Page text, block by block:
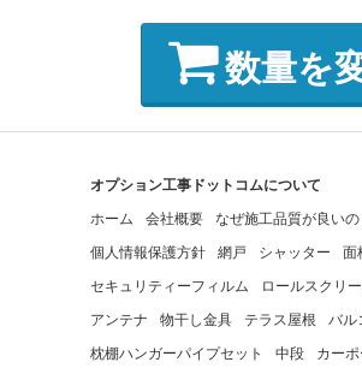
数量を
オプション工事ドットコムについて
ホーム
会社概要 なぜ施工品質が良いの
個人情報保護方針
網戸 シャッター 面
セキュリティーフィルム
ロールスクリ
アンテナ
物干し金具 テラス屋根 バル
枕棚ハンガーパイプセット
中段 カーポ